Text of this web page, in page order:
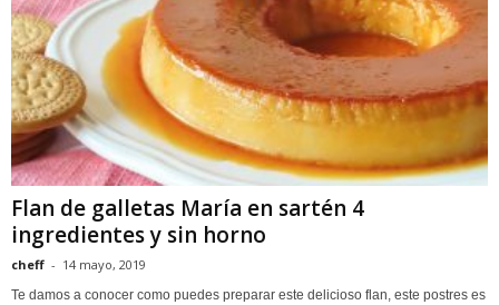
Flan de galletas María en sartén 4
ingredientes y sin horno
cheff - 14 mayo, 2019
Te damos a conocer como puedes preparar este delicioso flan, este postres es